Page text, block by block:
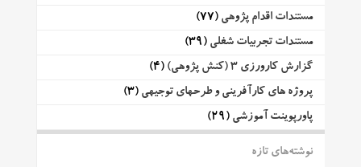
مستندات اقدام پژوهی (77)
مستندات تجربیات شغلی (39)
گزارش کارورزی 3 (کنش پژوهی)
(4)
پروژه های کارآفرینی و طرحهای توجیهی (3)
پاورپوینت آموزشی (29)
نوشته‌های تازه